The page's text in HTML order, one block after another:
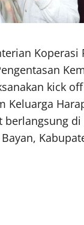
Koperasi
kick
Keluarga